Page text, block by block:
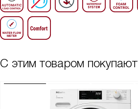
С этим товаром покупают